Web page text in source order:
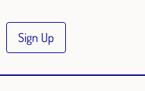
Sign Up